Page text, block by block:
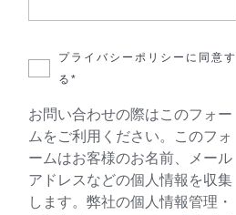
プライバシーポリシーに同意す
る*
お問い合わせの際はこのフォー
ムをご利用ください。このフォ
ームはお客様のお名前、メール
アドレスなどの個人情報を収集
します。弊社の個人情報管理・